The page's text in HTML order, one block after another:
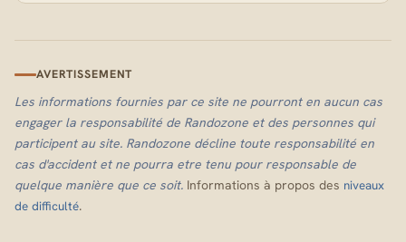
AVERTISSEMENT
Les informations fournies par ce site ne pourront en aucun cas
engager la responsabilité de Randozone et des personnes qui
participent au site. Randozone décline toute responsabilité en
cas d'accident et ne pourra etre tenu pour responsable de
quelque manière que ce soit. Informations à propos des niveaux
de difficulté.